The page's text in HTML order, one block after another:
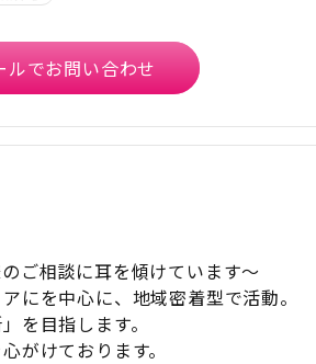
ルでお問い合わせ
ご相談に耳を傾けています〜
にを中心に、地域密着型で活動。
を目指します。
がけております。